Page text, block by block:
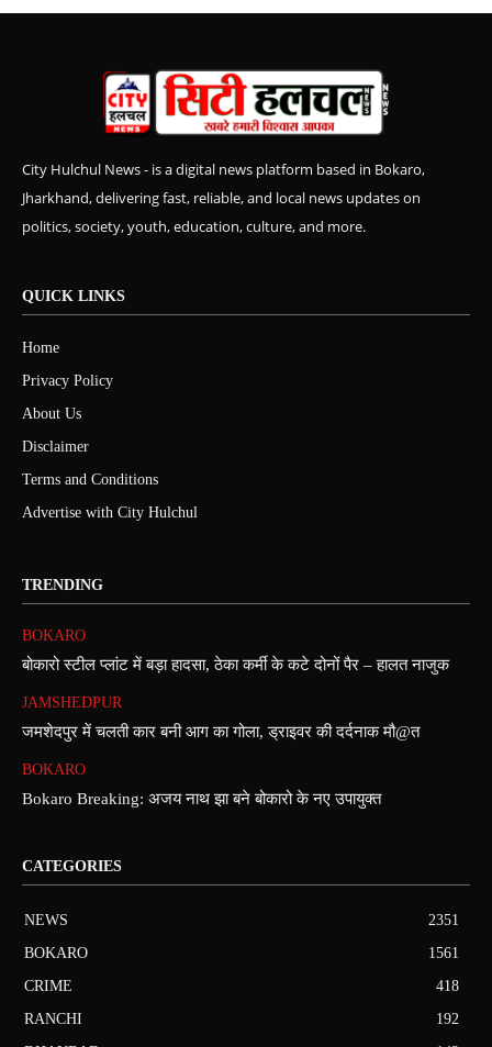
City Hulchul News - is a digital news platform based in Bokaro,
Jharkhand, delivering fast, reliable, and local news updates on
politics, society, youth, education, culture, and more.
QUICK LINKS
Home
Privacy Policy
About Us
Disclaimer
Terms and Conditions
Advertise with City Hulchul
TRENDING
BOKARO
बोकारो स्टील प्लांट में बड़ा हादसा, ठेका कर्मी के कटे दोनों पैर – हालत नाजुक
JAMSHEDPUR
जमशेदपुर में चलती कार बनी आग का गोला, ड्राइवर की दर्दनाक मौ@त
BOKARO
Bokaro Breaking: अजय नाथ झा बने बोकारो के नए उपायुक्त
CATEGORIES
NEWS
2351
BOKARO
1561
CRIME
418
RANCHI
192